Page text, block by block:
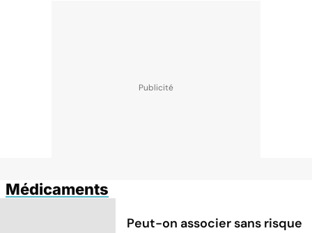
Médicaments
Peut-on associer sans risque